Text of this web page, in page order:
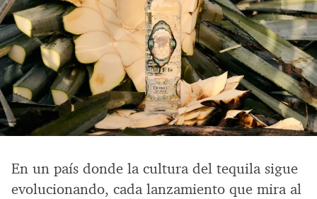
En un país donde la cultura del tequila sigue
evolucionando, cada lanzamiento que mira al